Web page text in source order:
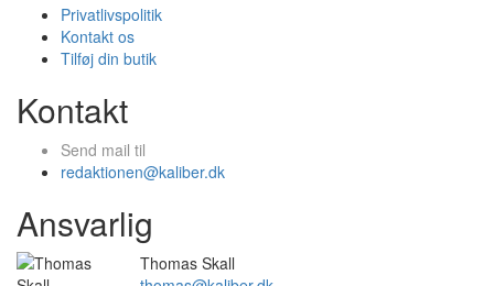
Privatlivspolitik
Kontakt os
Tilføj din butik
Kontakt
Send mail til
redaktionen@kaliber.dk
Ansvarlig
Thomas Skall